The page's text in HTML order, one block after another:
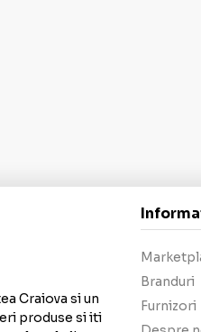
Craiova si un
produse si iti
Branduri
Furnizori